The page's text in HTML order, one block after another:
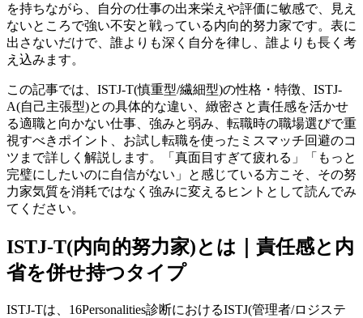
を持ちながら、自分の仕事の出来栄えや評価に敏感で、見え
ないところで強い不安と戦っている内向的努力家です。表に
出さないだけで、誰よりも深く自分を律し、誰よりも長く考
え込みます。
この記事では、ISTJ-T(慎重型/繊細型)の性格・特徴、ISTJ-
A(自己主張型)との具体的な違い、緻密さと責任感を活かせ
る適職と向かない仕事、強みと弱み、転職時の職場選びで重
視すべきポイント、お試し転職を使ったミスマッチ回避のコ
ツまで詳しく解説します。「真面目すぎて疲れる」「もっと
完璧にしたいのに自信がない」と感じている方こそ、その努
力家気質を消耗ではなく強みに変えるヒントとして読んでみ
てください。
ISTJ-T(内向的努力家)とは｜責任感と内
省を併せ持つタイプ
ISTJ-Tは、16Personalities診断におけるISTJ(管理者/ロジステ